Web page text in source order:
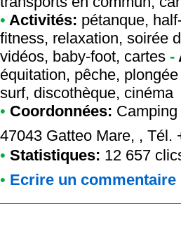
• Activités: pétanque,
fitness, relaxation, soirée
vidéos, baby-foot, cartes -
équitation, pêche,
surf, discothèque, cinéma
• Coordonnées:
47043 Gatteo Mare, , Tél.
• Statistiques: 12 657
• Ecrire un commentaire